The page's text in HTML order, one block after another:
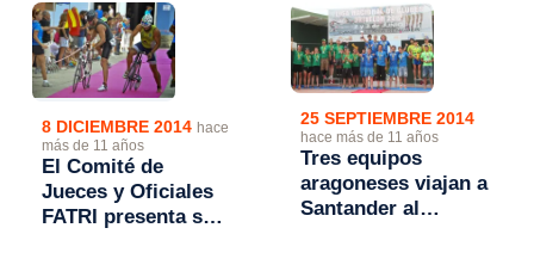
8 DICIEMBRE 2014 hace
más de 11 años
El Comité de
Jueces y Oficiales
FATRI presenta su
25 SEPTIEMBRE 2014
hace más de 11 años
Tres equipos
aragoneses viajan a
Santander al